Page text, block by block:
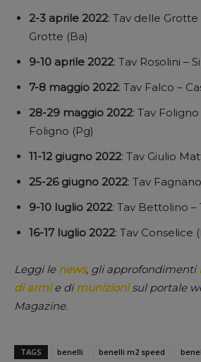
2-3 aprile 2022: Tav delle Grotte
Grotte (Ba)
9-10 aprile 2022: Tav Rosolini –
7-8 maggio 2022: Tav Falco –
28-29 maggio 2022: Tav
Foligno (Pg)
11-12 giugno 2022: Tav Giulio
25-26 giugno 2022: Tav
9-10 luglio 2022: Tav Bettolino –
16-17 luglio 2022: Tav Conselice
Leggi le news, gli approfondimenti
di armie dimunizionisul portale
Magazine.
TAGS benelli benelli m2 speed